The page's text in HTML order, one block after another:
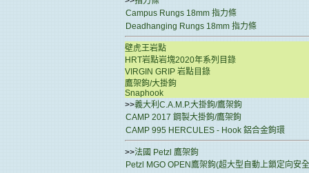
Campus Rungs 18mm 指力條
Deadhanging Rungs 18mm 指力條
壁虎王岩點
HRT岩點岩塊2020年系列目錄
VIRGIN GRIP 岩點目錄
鷹架鉤/大掛鉤
Snaphook
>>義大利C.A.M.P.大掛鉤/鷹架鉤
CAMP 2017 鋼製大掛鉤/鷹架鉤
CAMP 995 HERCULES - Hook 鋁合金鉤環
>>法國 Petzl 鷹架鉤
Petzl MGO OPEN鷹架鉤(超大型自動上鎖定向安